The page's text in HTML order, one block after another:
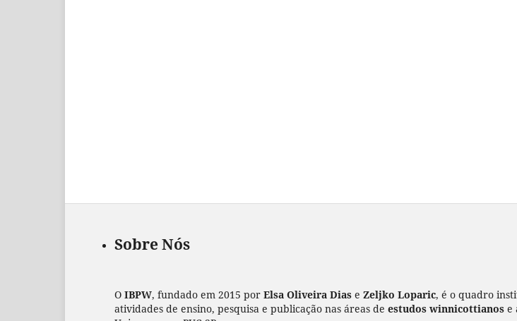
Sobre Nós
O IBPW, fundado em 2015 por Elsa Oliveira Dias e Zeljko Loparic, é o quadro
atividades de ensino, pesquisa e publicação nas áreas de estudos winnicottianos e